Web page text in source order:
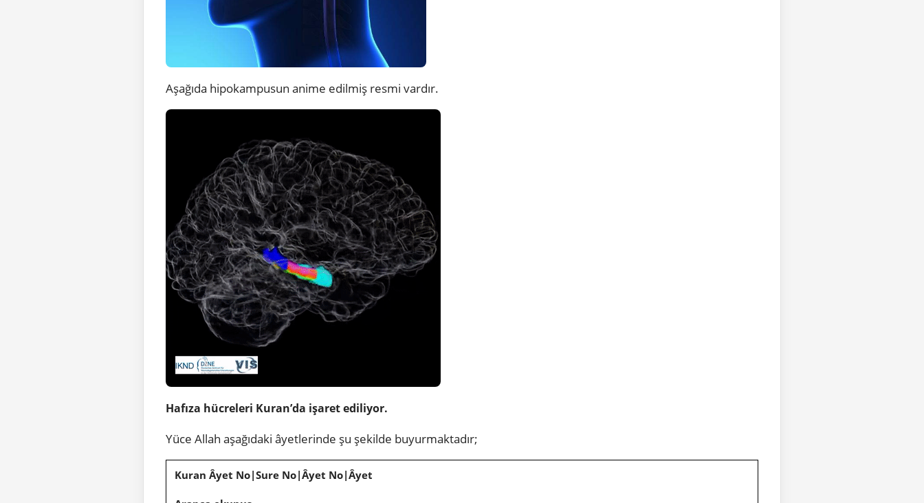
Aşağıda hipokampusun anime edilmiş resmi vardır.
Hafıza hücreleri Kuran’da işaret ediliyor.
Yüce Allah aşağıdaki âyetlerinde şu şekilde buyurmaktadır;
Kuran Âyet No|Sure No|Âyet No|Âyet